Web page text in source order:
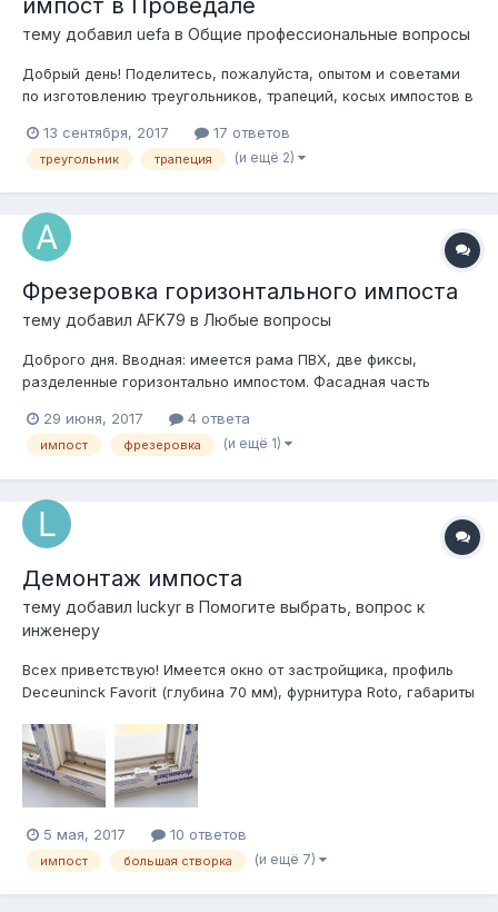
тему добавил uefa в Общие профессиональные вопросы
Добрый день! Поделитесь, пожалуйста, опытом и советами
по изготовлению треугольников, трапеций, косых импостов в
треугольников и трапеций - есть ли какие-то ограничения по
размерам углов? Какие угловые закладные можно
13 сентября, 2017 17 ответов
треугольник трапеция (и ещё 2)
Фрезеровка горизонтального импоста
тему добавил AFK79 в Любые вопросы
Доброго дня. Вводная: имеется рама ПВХ, две фиксы,
разделенные горизонтально импостом. Фасадная часть
сливных отверстий на импосте? Возможные варианты:
обязательно; желательно; не нужно; категорически не надо
29 июня, 2017 4 ответа
импост фрезеровка (и ещё 1)
Демонтаж импоста
тему добавил luckyr в Помогите выбрать, вопрос к
инженеру
Всех приветствую! Имеется окно от застройщика, профиль
Deceuninck Favorit (глубина 70 мм), фурнитура Roto, габариты
демонтировать две установленные створки (одна —
поворотная, другая — поворотно-откидная) и поставить
вместо них одну большую,...
5 мая, 2017 10 ответов
импост большая створка (и ещё 7)